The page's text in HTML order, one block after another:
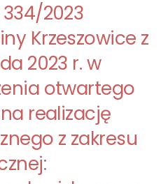
2023
Krzeszowice z
2023 r. w
otwartego
realizację
z zakresu